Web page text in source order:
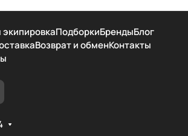
ПодборкиБрендыБлог
Возврат и обменКонтакты